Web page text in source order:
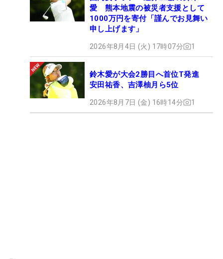
愛 熊本地震の被災者支援として
1000万円を寄付「謹んでお見舞い
申し上げます」
2026年8月4日 (火) 17時07分 1
鈴木愛が大会2勝目へ首位T発進
安田祐香、吉澤柚月ら5位
2026年8月7日 (金) 16時14分 1